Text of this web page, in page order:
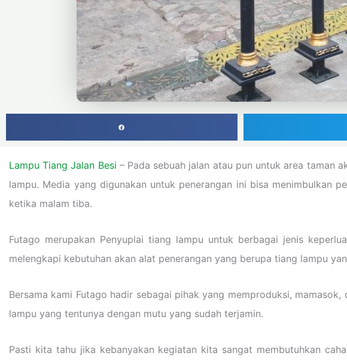
Lampu Tiang Jalan Besi – Pada sebuah jalan atau pun untuk area taman
lampu. Media yang digunakan untuk penerangan ini bisa menimbulkan
ketika malam tiba.
Futago merupakan Penyuplai tiang lampu untuk berbagai jenis
melengkapi kebutuhan akan alat penerangan yang berupa tiang lampu
Bersama kami Futago hadir sebagai pihak yang memproduksi,
lampu yang tentunya dengan mutu yang sudah terjamin.
Pasti kita tahu jika kebanyakan kegiatan kita sangat membutuhkan